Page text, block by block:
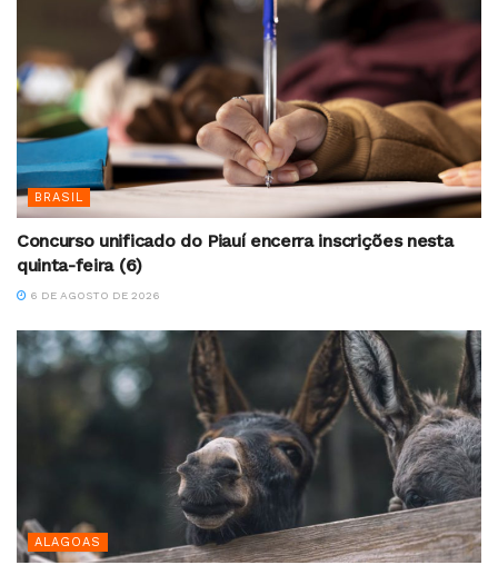
BRASIL
Concurso unificado do Piauí encerra inscrições nesta
quinta-feira (6)
6 DE AGOSTO DE 2026
ALAGOAS